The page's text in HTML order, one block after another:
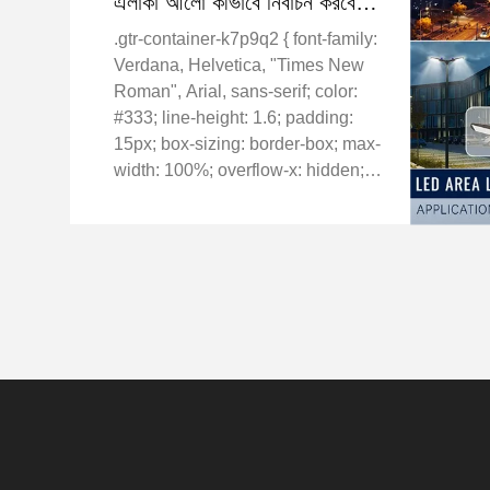
– উচ্চ ক্ষমতা সম্পন্ন 300W LED
রাস্তার আলোর জন্য একটি ক্রেতার
নির্দেশিকা
.gtr-container-k7p9q2 { font-family:
Verdana, Helvetica, "Times New
Roman", Arial, sans-serif; color:
#333; line-height: 1.6; padding:
15px; box-sizing: border-box; max-
width: 100%; overflow-x: hidden; }